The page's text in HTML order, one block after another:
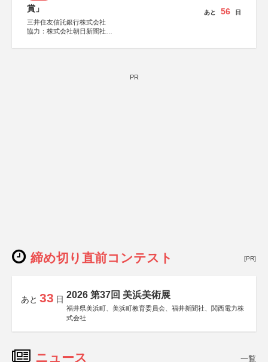
賞」
三井住友信託銀行株式会社
協力：株式会社朝日新聞社
あと 56 日
PR
締め切り直前コンテスト [PR]
あと 33 日 2026 第37回 美浜美術展
福井県美浜町、美浜町教育委員会、福井新聞社、関西電力株
式会社
ニュース 一覧